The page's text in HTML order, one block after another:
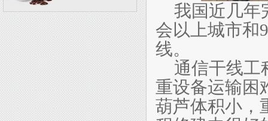
我国近几年
会以上城市和
线。
通信干线工
重设备运输困
葫芦体积小，